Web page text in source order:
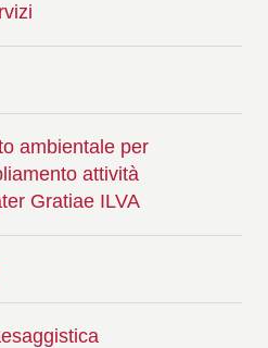
ambientale per
attività
Gratiae ILVA